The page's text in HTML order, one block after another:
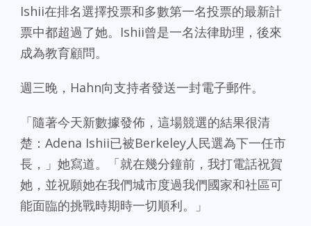
Ishii在排名選擇投票和多數第一名投票的最新計
票中都超過了她。Ishii曾是一名法律助理，後來
成為教育顧問。
週三晚，Hahn向支持者發送一封電子郵件。
「隨著今天新數據發佈，這場競選的結果很清
楚：Adena Ishii已被Berkeley人民選為下一任市
長，」她寫道。「就在幾分鐘前，我打電話祝賀
她，並祝願她在我們城市度過我們國家和社區可
能面臨的挑戰時期時一切順利。」